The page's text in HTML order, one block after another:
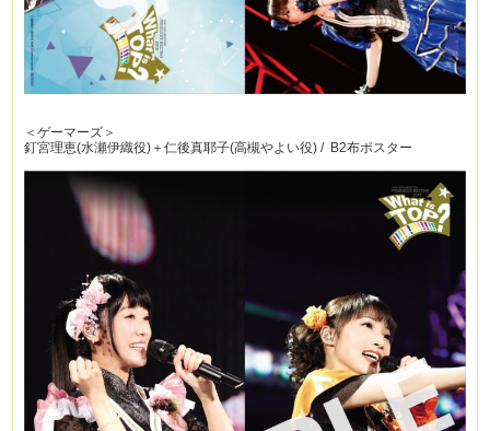
＜ゲーマーズ＞
釘宮理恵(水瀬伊織役)＋仁後真耶子(高槻やよい役) / B2布ポスター